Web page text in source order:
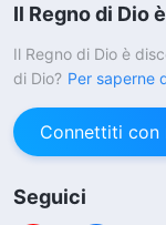
veramente in
di accettare la
della chiesa, e
eliminerà, e la
Il Regno di Dio
Il Regno di Dio è
di Dio? Per saperne
Connettiti con
Seguici